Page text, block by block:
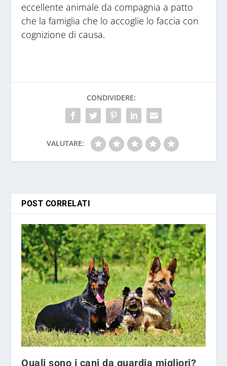
eccellente animale da compagnia a patto
che la famiglia che lo accoglie lo faccia con
cognizione di causa.
CONDIVIDERE:
VALUTARE:
POST CORRELATI
Quali sono i cani da guardia migliori?